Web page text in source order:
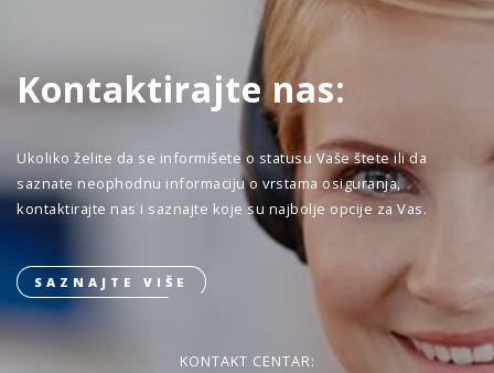
Kontaktirajte nas:
Ukoliko želite da se informišete o statusu Vaše štete ili da
saznate neophodnu informaciju o vrstama osiguranja,
kontaktirajte nas i saznajte koje su najbolje opcije za Vas.
SAZNAJTE VIŠE
KONTAKT CENTAR: